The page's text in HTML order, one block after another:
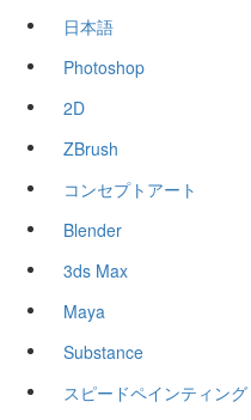
日本語
Photoshop
2D
ZBrush
コンセプトアート
Blender
3ds Max
Maya
Substance
スピードペインティング